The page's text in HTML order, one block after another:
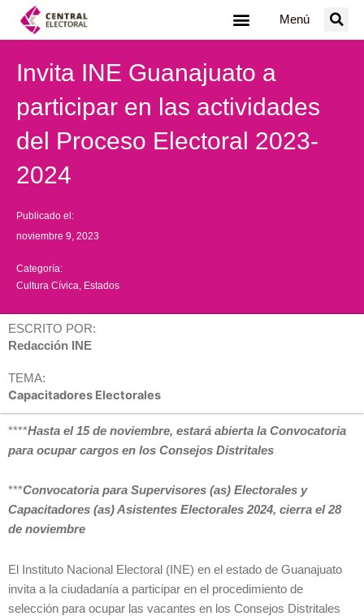
Menú
Invita INE Guanajuato a
participar en las actividades
del Proceso Electoral 2023-
2024
Publicado el:
noviembre 9, 2023
Categoría:
Cultura Cívica Estados
ESCRITO POR:
Redacción INE
TEMA:
Capacitadores Electorales
****Hasta el 15 de noviembre, estará abierta la Convocatoria
para ocupar cargos en los Consejos Distritales
***Convocatoria para Supervisores (as) Electorales y
Capacitadores (as) Asistentes Electorales 2024, cierra el 28
de noviembre
El Instituto Nacional Electoral (INE) en el estado de Guanajuato
invita a la ciudadanía a participar en el procedimiento de
selección para ocupar las vacantes en los Consejos Distritales